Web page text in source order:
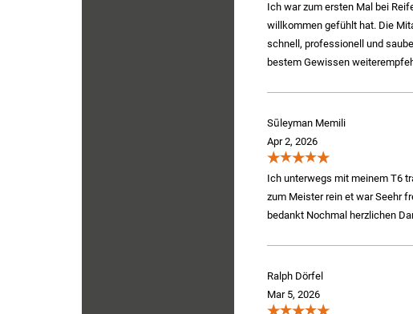
Ich war zum ersten Mal bei
willkommen gefühlt hat. Die
schnell, professionell und
bestem Gewissen
Sūleyman Memili
Apr 2, 2026
Ich unterwegs mit meinem T6
zum Meister rein et war Seehr
bedankt Nochmal herzlichen
Ralph Dörfel
Mar 5, 2026